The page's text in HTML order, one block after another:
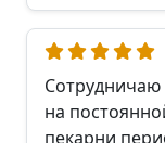
на
пекарни